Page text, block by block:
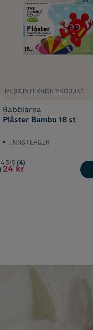
MEDICINTEKNISK PRODUKT
Babblarna
Plåster Bambu 18 st
FINNS I LAGER
4.3/5 (4)
24 kr